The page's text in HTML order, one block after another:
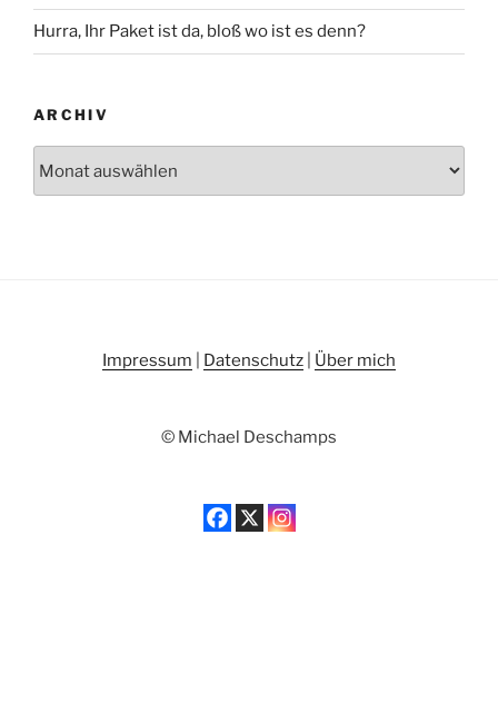
Hurra, Ihr Paket ist da, bloß wo ist es denn?
ARCHIV
Impressum Datenschutz Über mich
© Michael Deschamps